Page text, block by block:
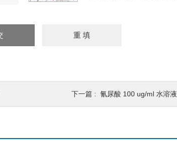
下一篇 : 氰尿酸 100 ug/ml 水溶液